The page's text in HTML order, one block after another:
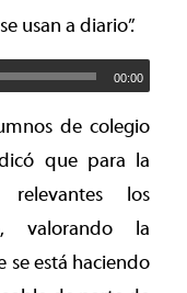
usan a diario”.
00:00
de colegio
que para la
los
valorando la
se está haciendo